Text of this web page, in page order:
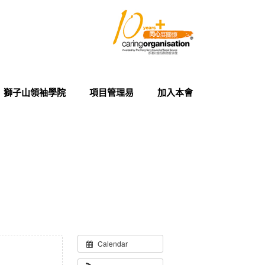
獅子山領袖學院 項目管理易 加入本會
Calendar